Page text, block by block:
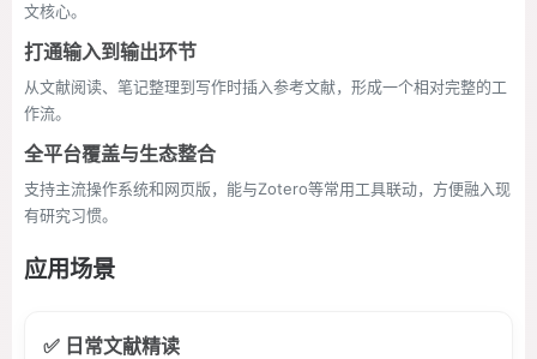
文核心。
打通输入到输出环节
从文献阅读、笔记整理到写作时插入参考文献，形成一个相对完整的工
作流。
全平台覆盖与生态整合
支持主流操作系统和网页版，能与Zotero等常用工具联动，方便融入现
有研究习惯。
应用场景
✅ 日常文献精读